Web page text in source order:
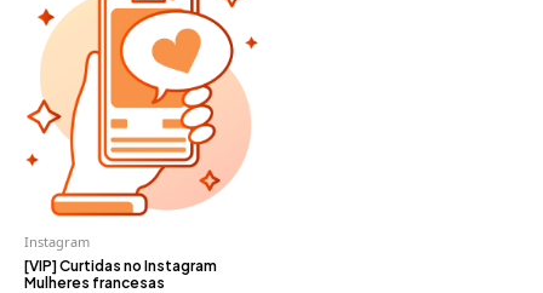
Instagram
[VIP] Curtidas no Instagram
Mulheres francesas